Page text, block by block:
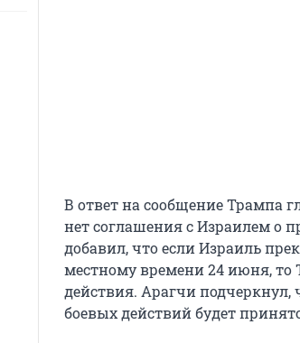
В ответ на сообщение Трампа
нет соглашения с Израилем о
добавил, что если Израиль
местному времени 24 июня, то
действия. Арагчи
боевых действий будет